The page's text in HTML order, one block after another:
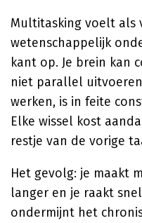
Multitasking voelt als
wetenschappelijk
kant op. Je brein kan
niet parallel
werken, is in feite
Elke wissel kost
restje van de vorige
Het gevolg: je maakt
langer en je raakt
ondermijnt het